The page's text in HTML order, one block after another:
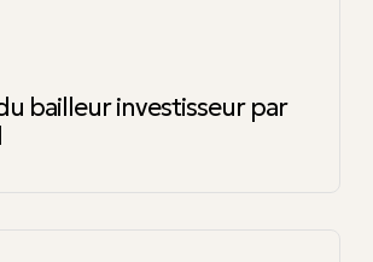
bailleur investisseur par